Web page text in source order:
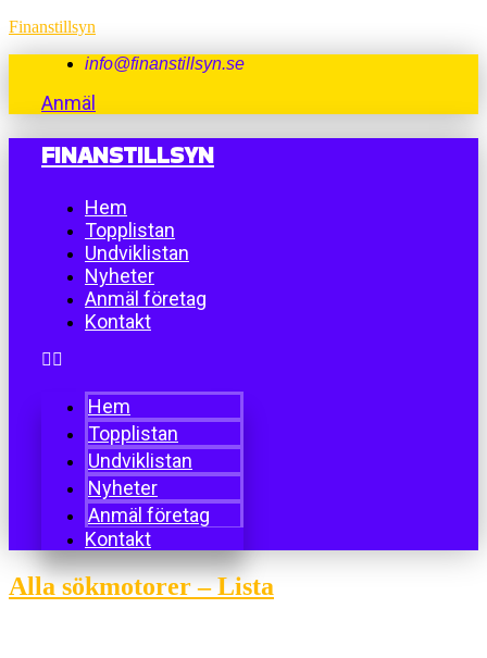
Finanstillsyn
info@finanstillsyn.se
Anmäl
FINANSTILLSYN
Hem
Topplistan
Undviklistan
Nyheter
Anmäl företag
Kontakt
Hem
Topplistan
Undviklistan
Nyheter
Anmäl företag
Kontakt
Alla sökmotorer – Lista